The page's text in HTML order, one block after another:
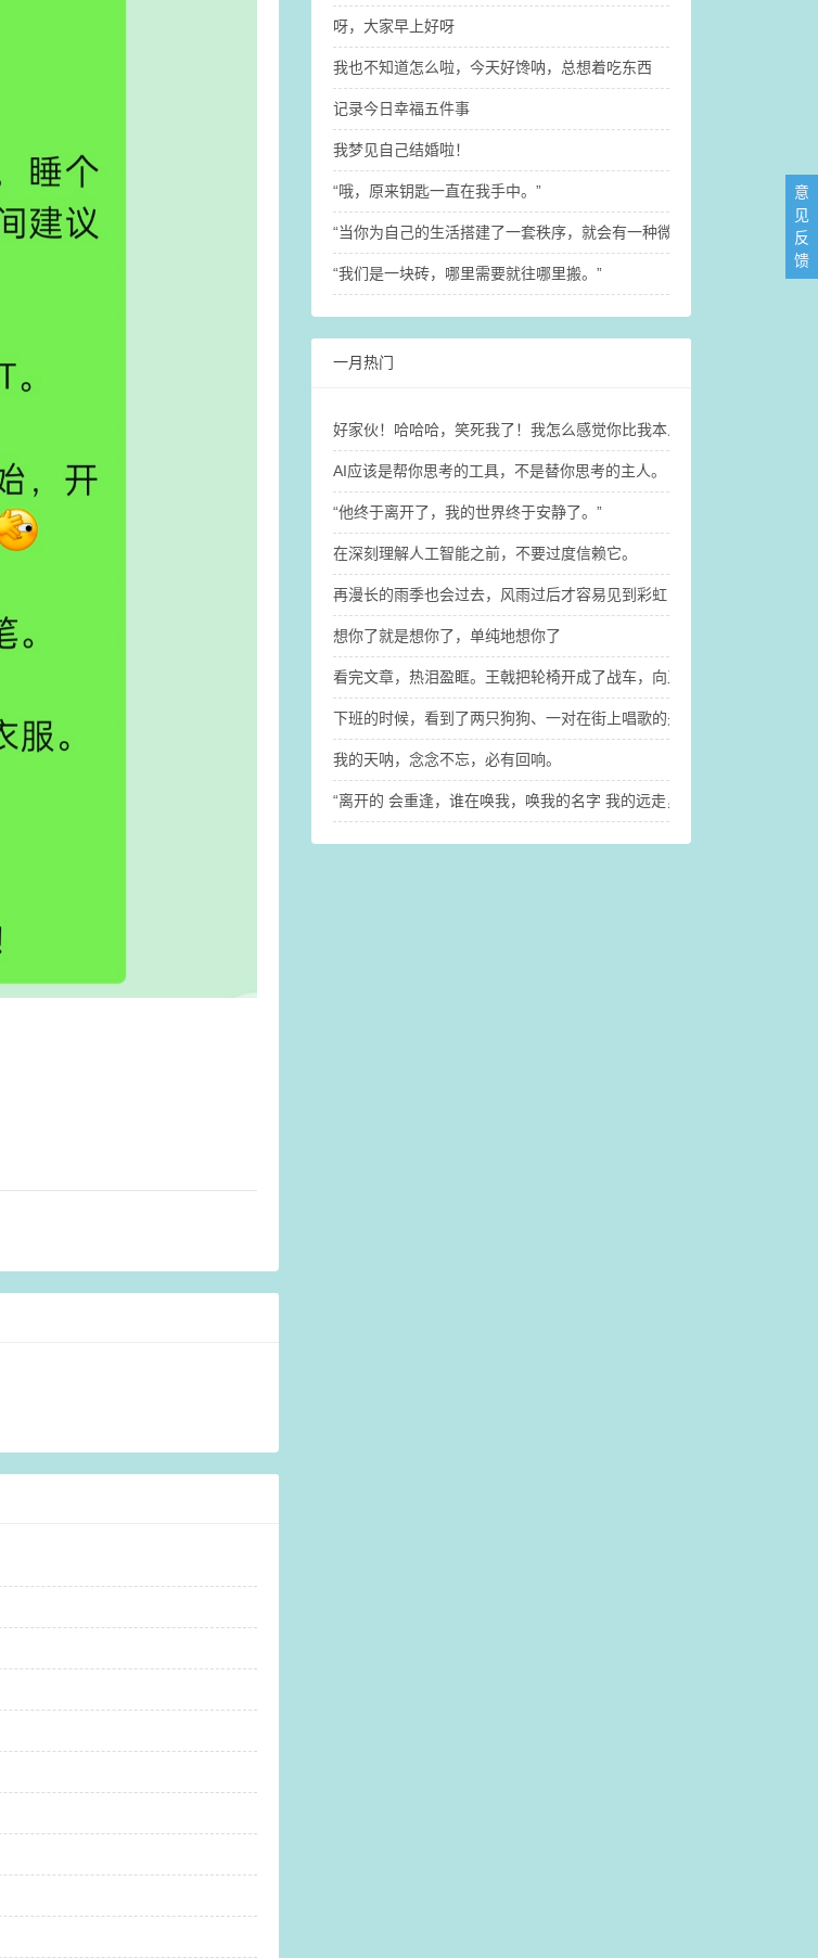
呀，大家早上好呀
我也不知道怎么啦，今天好馋呐，总想着吃东西
记录今日幸福五件事
我梦见自己结婚啦！
“哦，原来钥匙一直在我手中。”
“当你为自己的生活搭建了一套秩序，就会有一种微小又确定的稳定感。”
“我们是一块砖，哪里需要就往哪里搬。”
一月热门
好家伙！哈哈哈，笑死我了！我怎么感觉你比我本人还要开心啊@木子
AI应该是帮你思考的工具，不是替你思考的主人。
“他终于离开了，我的世界终于安静了。” ​
在深刻理解人工智能之前，不要过度信赖它。
再漫长的雨季也会过去，风雨过后才容易见到彩虹
想你了就是想你了，单纯地想你了
看完文章，热泪盈眶。王戟把轮椅开成了战车，​向王戟致敬！
下班的时候，看到了两只狗狗、一对在街上唱歌的夫妻，还有一群小鸟
我的天呐，念念不忘，必有回响。
“离开的 会重逢，谁在唤我，唤我的名字 我的远走，我没说的 爱与歉疚
意
见
反
馈